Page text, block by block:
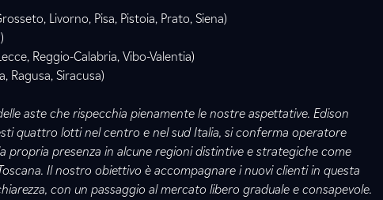
Livorno, Pisa, Pistoia, Prato, Siena)
Reggio-Calabria, Vibo-Valentia)
Ragusa, Siracusa)
aste che rispecchia pienamente le nostre aspettative. Edison
quattro lotti nel centro e nel sud Italia, si conferma operatore
propria presenza in alcune regioni distintive e strategiche come
Il nostro obiettivo è accompagnare i nuovi clienti in questa
con un passaggio al mercato libero graduale e consapevole.